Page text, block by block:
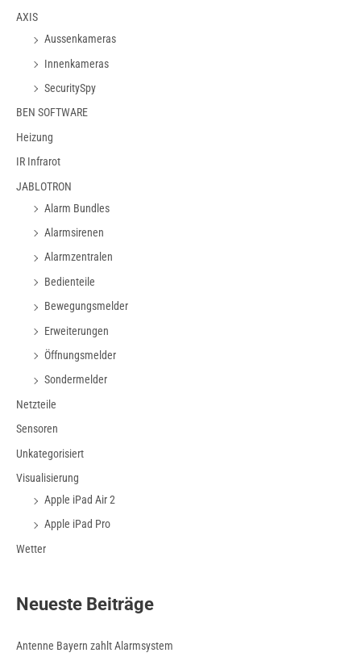
AXIS
Aussenkameras
Innenkameras
SecuritySpy
BEN SOFTWARE
Heizung
IR Infrarot
JABLOTRON
Alarm Bundles
Alarmsirenen
Alarmzentralen
Bedienteile
Bewegungsmelder
Erweiterungen
Öffnungsmelder
Sondermelder
Netzteile
Sensoren
Unkategorisiert
Visualisierung
Apple iPad Air 2
Apple iPad Pro
Wetter
Neueste Beiträge
Antenne Bayern zahlt Alarmsystem